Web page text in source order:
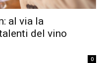
al via la
del vino
0